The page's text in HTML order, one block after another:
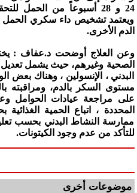
24 و 28 أسبوعاً من
ويعتمد تشخيص داء سكري الحمل
الدم الأخرى.
وعن العلاج أوضحت د.عفاف :
الصحية وغيرهم، حيث يشمل تعديل
البدني ، الإنسولين ، وهناك بعض
مستوى السكر بالدم، ومراقبته
على مراجعة عيادات الحوامل
المحددة ، اتباع الحمية
ممارسة النشاط البدني بحسب
للتأكد من عدم وجود الكيتونات.
موضوعات أخرى